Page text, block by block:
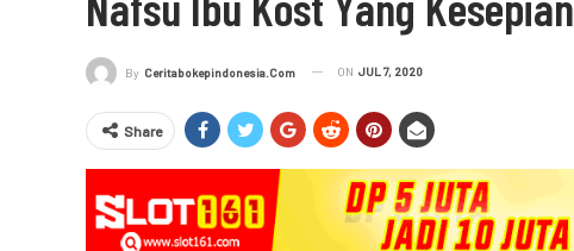
By Ceritabokepindonesia.com ON JUL 7, 2020
Share